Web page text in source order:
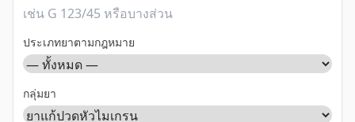
ประเภทยาตามกฎหมาย
กลุ่มยา